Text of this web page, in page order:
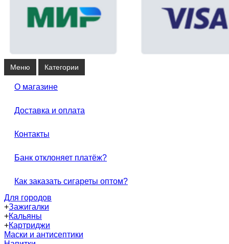
Меню Категории
О магазине
Доставка и оплата
Контакты
Банк отклоняет платёж?
Как заказать сигареты оптом?
Для городов
+Зажигалки
+Кальяны
+Картриджи
Маски и антисептики